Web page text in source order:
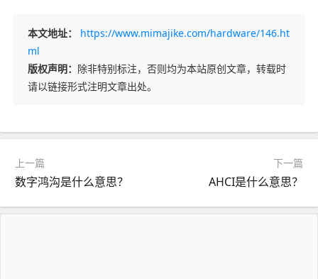
本文地址：
https://www.mimajike.com/hardware/146.ht
ml
版权声明： 除非特别标注，否则均为本站原创文章，转载时
请以链接形式注明文章出处。
上一篇
数字鸿沟是什么意思？
下一篇
AHCI是什么意思？